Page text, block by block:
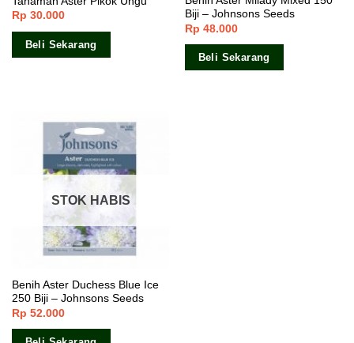
Rp 30.000
Beli Sekarang
Biji – Johnsons Seeds
Rp 48.000
Beli Sekarang
STOK HABIS
Benih Aster Duchess Blue Ice
250 Biji – Johnsons Seeds
Rp 52.000